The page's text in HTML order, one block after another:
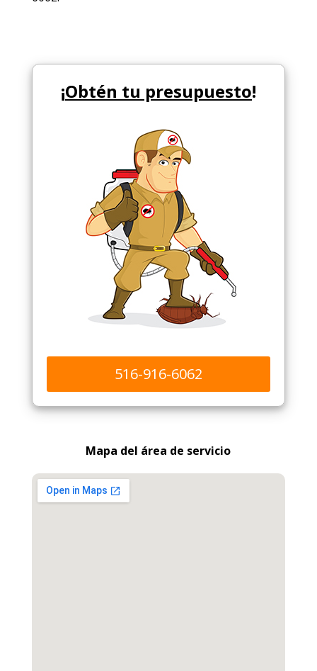
¡Obtén tu presupuesto!
516-916-6062
Mapa del área de servicio